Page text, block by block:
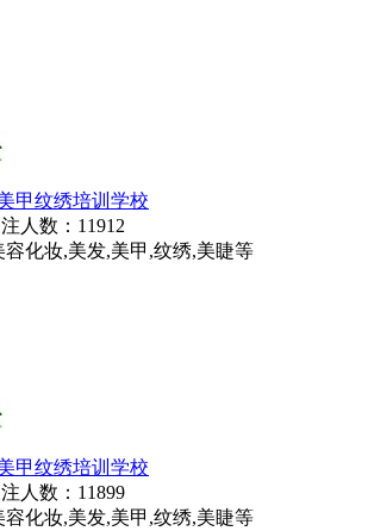
甲纹绣培训学校
人数： 11912
容化妆,美发,美甲,纹绣,美睫等
甲纹绣培训学校
人数： 11899
容化妆,美发,美甲,纹绣,美睫等